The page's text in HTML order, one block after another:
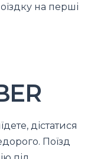
на перші
дістатися
Поїзд